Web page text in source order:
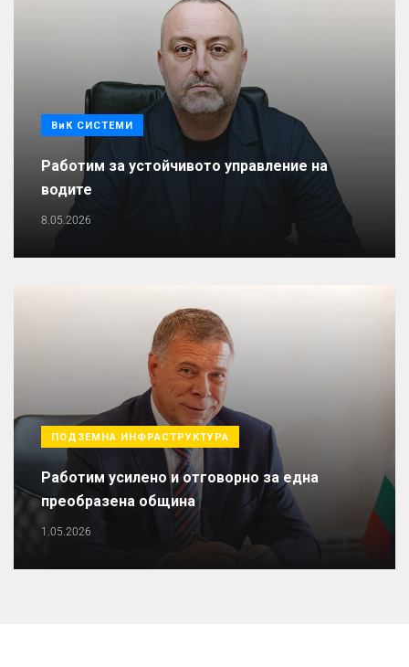
ВиК СИСТЕМИ
Работим за устойчивото управление на
водите
8.05.2026
ПОДЗЕМНА ИНФРАСТРУКТУРА
Работим усилено и отговорно за една
преобразена община
1.05.2026